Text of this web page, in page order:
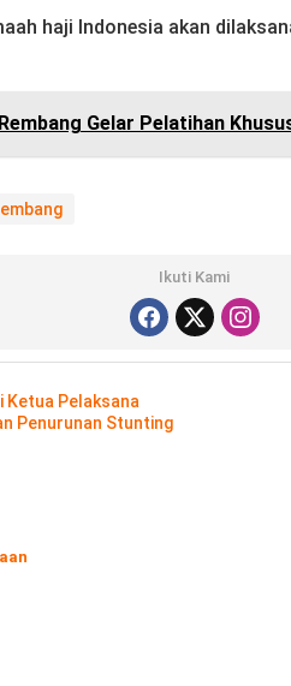
haji Indonesia akan
Gelar Pelatihan
Ikuti Kami
Ketua Pelaksana
Penurunan Stunting